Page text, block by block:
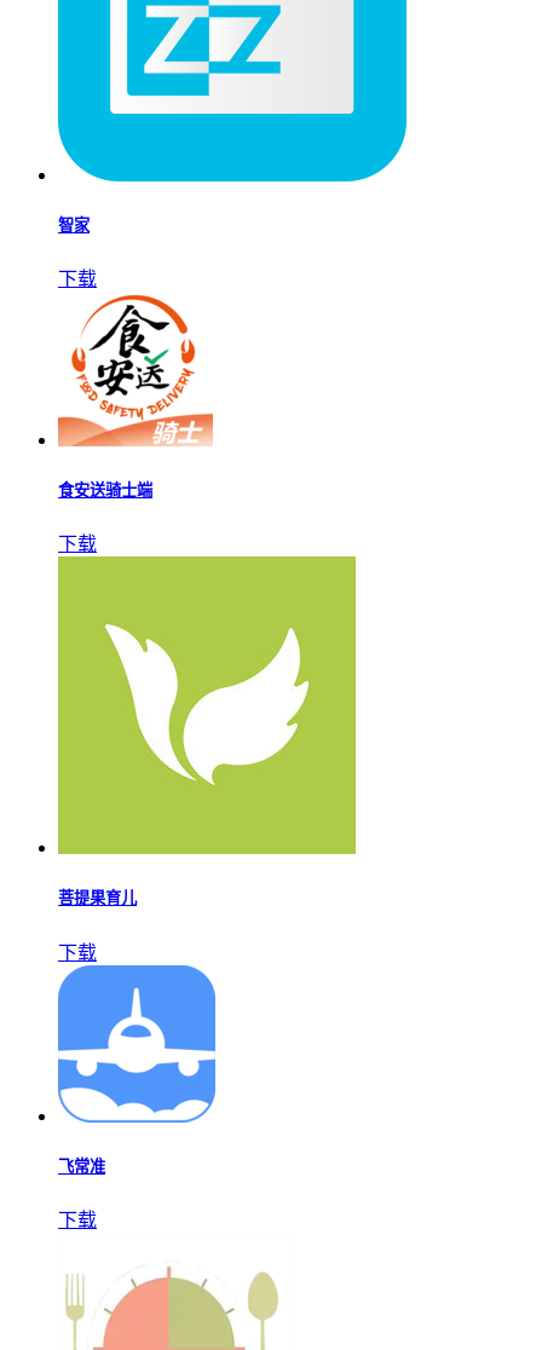
智家
下载
食安送骑士端
下载
菩提果育儿
下载
飞常准
下载